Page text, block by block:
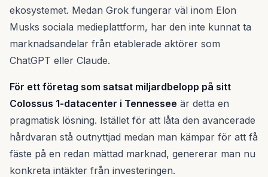
ekosystemet. Medan Grok fungerar väl inom Elon
Musks sociala medieplattform, har den inte kunnat ta
marknadsandelar från etablerade aktörer som
ChatGPT eller Claude.
För ett företag som satsat miljardbelopp på sitt
Colossus 1-datacenter i Tennessee är detta en
pragmatisk lösning. Istället för att låta den avancerade
hårdvaran stå outnyttjad medan man kämpar för att få
fäste på en redan mättad marknad, genererar man nu
konkreta intäkter från investeringen.